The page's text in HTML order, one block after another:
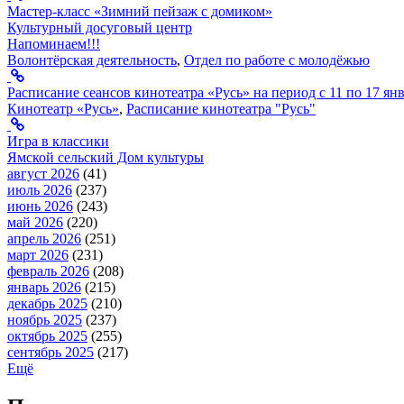
Мастер-класс «Зимний пейзаж с домиком»
Культурный досуговый центр
Напоминаем!!!
Волонтёрская деятельность, Отдел по работе с молодёжью
Расписание сеансов кинотеатра «Русь» на период с 11 по 17
Кинотеатр «Русь», Расписание кинотеатра "Русь"
Игра в классики
Ямской сельский Дом культуры
август 2026 (41)
июль 2026 (237)
июнь 2026 (243)
май 2026 (220)
апрель 2026 (251)
март 2026 (231)
февраль 2026 (208)
январь 2026 (215)
декабрь 2025 (210)
ноябрь 2025 (237)
октябрь 2025 (255)
сентябрь 2025 (217)
Ещё